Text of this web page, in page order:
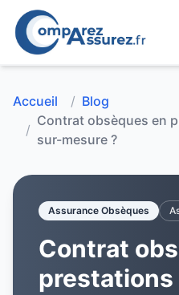
Accueil / Blog
/
Contrat obsèques en
sur-mesure ?
Assurance Obsèques
Contrat
prestations